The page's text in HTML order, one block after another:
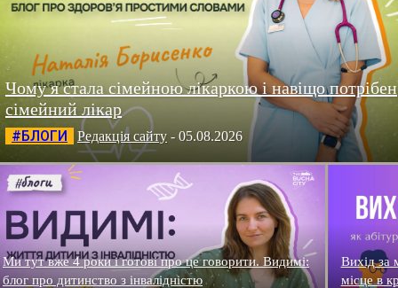
Чому я стала сімейною лікаркою і навіщо потрібен
сімейний лікар
#БЛОГИ Редакція сайту - 05.08.2026
Ми тут вже 4 роки і готові про це говорити. Видимі:
блог про дитинство з інвалідністю
Вихід за
місце в